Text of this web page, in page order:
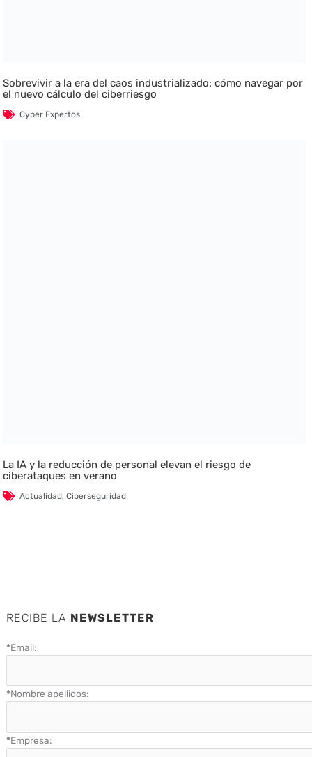
Sobrevivir a la era del caos industrializado: cómo navegar por
el nuevo cálculo del ciberriesgo
Cyber Expertos
La IA y la reducción de personal elevan el riesgo de
ciberataques en verano
Actualidad,Ciberseguridad
RECIBE LA NEWSLETTER
*Email:
*Nombre apellidos:
*Empresa: